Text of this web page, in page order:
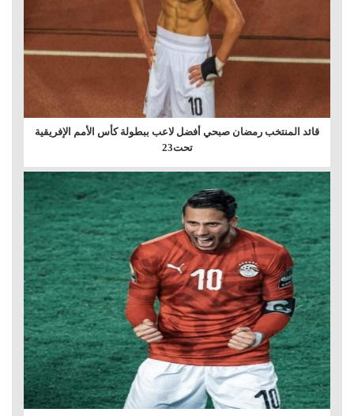
قائد المنتخب رمضان صبحي أفضل لاعب ببطولة كأس الأمم الإفريقية
تحت23